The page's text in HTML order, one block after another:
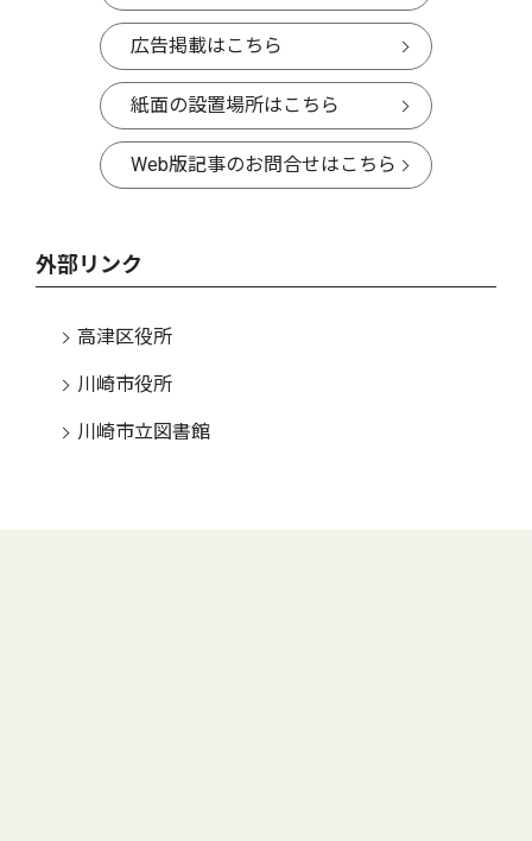
広告掲載はこちら
紙面の設置場所はこちら
Web版記事のお問合せはこちら
外部リンク
高津区役所
川崎市役所
川崎市立図書館